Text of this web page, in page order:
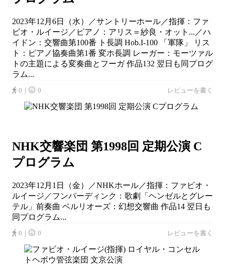
2023年12月6日（水）／サントリーホール／指揮：ファ
ビオ・ルイージ／ピアノ：アリス＝紗良・オット...／ハ
イドン：交響曲第100番 ト長調 Hob.I-100 「軍隊」 リス
ト：ピアノ協奏曲第1番 変ホ長調 レーガー：モーツァル
トの主題による変奏曲とフーガ 作品132 翌日も同プログ
ラム...
0｜ 0 レビューを書く
NHK交響楽団 第1998回 定期公演 C
プログラム
2023年12月1日（金）／NHKホール／指揮：ファビオ・
ルイージ／フンパーディンク：歌劇「ヘンゼルとグレー
テル」前奏曲 ベルリオーズ：幻想交響曲 作品14 翌日も
同プログラム...
0｜ 0 レビューを書く